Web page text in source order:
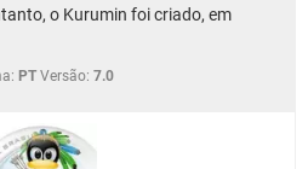
o Kurumin foi criado, em
PT Versão: 7.0